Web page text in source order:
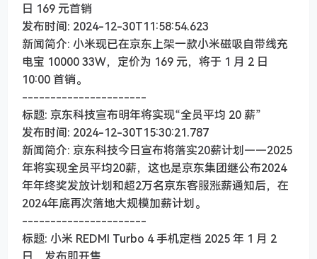
日 169 元首销
发布时间: 2024-12-30T11:58:54.623
新闻简介: 小米现已在京东上架一款小米磁吸自带线充
电宝 10000 33W，定价为 169 元，将于 1 月 2 日
10:00 首销。
----------------------
标题: 京东科技宣布明年将实现“全员平均 20 薪”
发布时间: 2024-12-30T15:30:21.787
新闻简介: 京东科技今日宣布将落实20薪计划——2025
年将实现全员平均20薪，这也是京东集团继公布2024
年年终奖发放计划和超2万名京东客服涨薪通知后，在
2024年底再次落地大规模加薪计划。
----------------------
标题: 小米 REDMI Turbo 4 手机定档 2025 年 1 月 2